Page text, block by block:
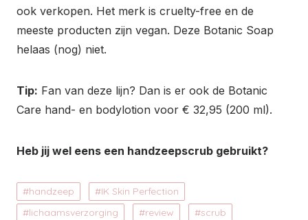
ook verkopen. Het merk is cruelty-free en de
meeste producten zijn vegan. Deze Botanic Soap
helaas (nog) niet.
Tip: Fan van deze lijn? Dan is er ook de Botanic
Care hand- en bodylotion voor € 32,95 (200 ml).
Heb jij wel eens een handzeepscrub gebruikt?
handzeep
IK Skin Perfection
lichaamsverzorging
review scrub